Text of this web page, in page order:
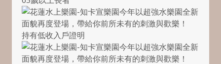
持有低收入戶證明